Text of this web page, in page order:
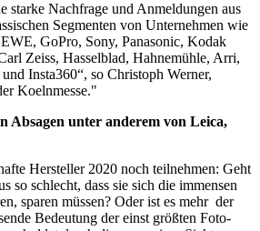
starke Nachfrage und Anmeldungen aus
Segmenten von Unternehmen wie
GoPro, Sony, Panasonic, Kodak
Zeiss, Hasselblad, Hahnemühle, Arri,
Insta360“, so Christoph Werner,
Koelnmesse."
Absagen unter anderem von Leica,
Hersteller 2020 noch teilnehmen: Geht
so schlecht, dass sie sich die immensen
sparen müssen? Oder ist es mehr der
Bedeutung der einst größten Foto-